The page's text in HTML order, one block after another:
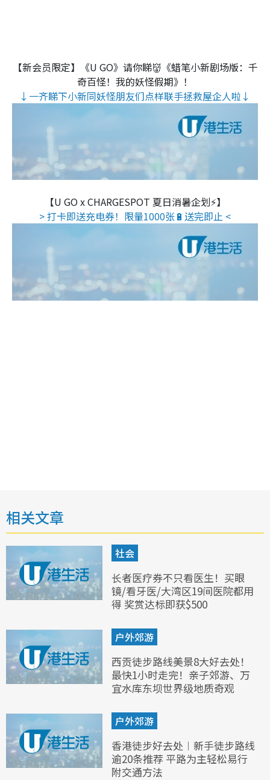
【新会员限定】《U GO》请你睇👹《蜡笔小新剧场版：千
奇百怪！我的妖怪假期》！
↓一齐睇下小新同妖怪朋友们点样联手拯救屋企人啦↓
【U GO x CHARGESPOT 夏日消暑企划⚡】
> 打卡即送充电券！限量1000张🔋送完即止 <
相关文章
社会
长者医疗券不只看医生！买眼
镜/看牙医/大湾区19间医院都用
得 奖赏达标即获$500
户外郊游
西贡徒步路线美景8大好去处！
最快1小时走完！亲子郊游、万
宜水库东坝世界级地质奇观
户外郊游
香港徒步好去处︱新手徒步路线
逾20条推荐 平路为主轻松易行
附交通方法